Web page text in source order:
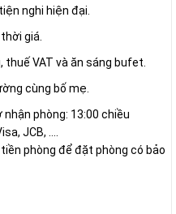
nghi hiện đại.
giá.
thuế VAT và ăn sáng bufet.
cùng bố mẹ.
nhận phòng: 13:00 chiều
JCB, ….
phòng để đặt phòng có bảo